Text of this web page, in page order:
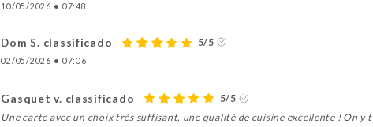
10/05/2026 • 07:48
Dom S. classificado 5/5
02/05/2026 • 07:06
Gasquet v. classificado
5/5
Une carte avec un choix très suffisant, une qualité de cuisine excellente ! On